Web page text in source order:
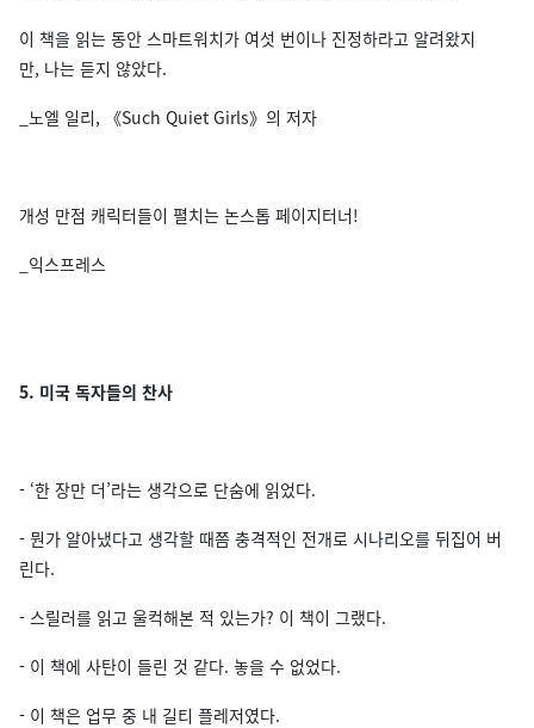
이 책을 읽는 동안 스마트워치가 여섯 번이나 진정하라고 알려왔지
만, 나는 듣지 않았다.
_노엘 일리, 《Such Quiet Girls》의 저자
개성 만점 캐릭터들이 펼치는 논스톱 페이지터너!
_익스프레스
5. 미국 독자들의 찬사
- ‘한 장만 더’라는 생각으로 단숨에 읽었다.
- 뭔가 알아냈다고 생각할 때쯤 충격적인 전개로 시나리오를 뒤집어 버
린다.
- 스릴러를 읽고 울컥해본 적 있는가? 이 책이 그랬다.
- 이 책에 사탄이 들린 것 같다. 놓을 수 없었다.
- 이 책은 업무 중 내 길티 플레저였다.